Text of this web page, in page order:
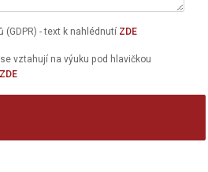
- text k nahlédnutí ZDE
vztahují na výuku pod hlavičkou
ZDE